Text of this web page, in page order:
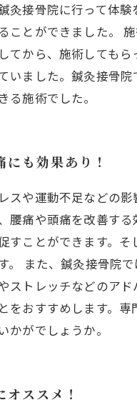
灸接骨院に行って体
ことができました。
てから、施術しても
いました。鍼灸接骨
る施術でした。
にも効果あり！
スや運動不足などの
腰痛や頭痛を改善す
すことができます。
。 また、鍼灸接骨院
ストレッチなどのア
をおすすめします。
かがでしょうか。
オススメ！